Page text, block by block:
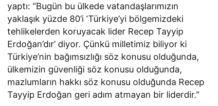
yaptı: “Bugün bu ülkede vatandaşlarımızın
yaklaşık yüzde 80’i ‘Türkiye’yi bölgemizdeki
tehlikelerden koruyacak lider Recep Tayyip
Erdoğan’dır’ diyor. Çünkü milletimiz biliyor ki
Türkiye’nin bağımsızlığı söz konusu olduğunda,
ülkemizin güvenliği söz konusu olduğunda,
mazlumların hakkı söz konusu olduğunda Recep
Tayyip Erdoğan geri adım atmayan bir liderdir.”